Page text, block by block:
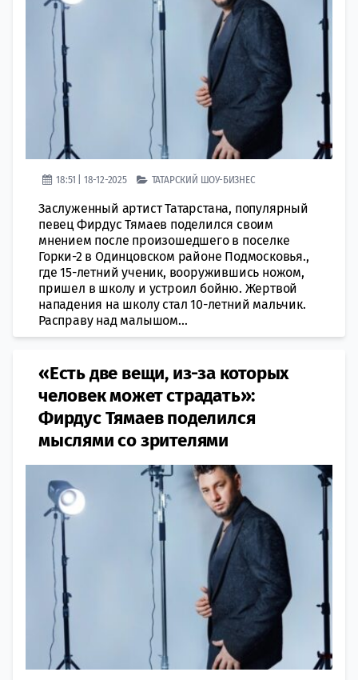
18:51 | 18-12-2025 ТАТАРСКИЙ ШОУ-БИЗНЕС
Заслуженный артист Татарстана, популярный
певец Фирдус Тямаев поделился своим
мнением после произошедшего в поселке
Горки-2 в Одинцовском районе Подмосковья.,
где 15-летний ученик, вооружившись ножом,
пришел в школу и устроил бойню. Жертвой
нападения на школу стал 10-летний мальчик.
Расправу над малышом...
«Есть две вещи, из-за которых
человек может страдать»:
Фирдус Тямаев поделился
мыслями со зрителями